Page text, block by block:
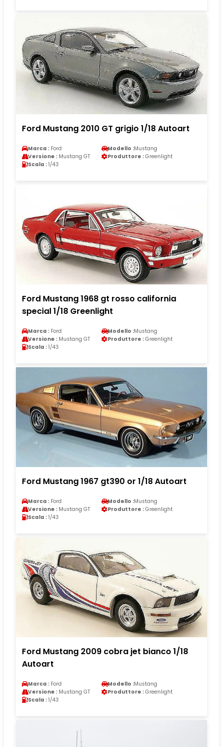
Ford Mustang 2010 GT grigio 1/18 Autoart
Marca : Ford Modello :Mustang
Versione : Mustang GT Produttore : Greenlight
Scala : 1/43
Ford Mustang 1968 gt rosso california
special 1/18 Greenlight
Marca : Ford Modello :Mustang
Versione : Mustang GT Produttore : Greenlight
Scala : 1/43
Ford Mustang 1967 gt390 or 1/18 Autoart
Marca : Ford Modello :Mustang
Versione : Mustang GT Produttore : Greenlight
Scala : 1/43
Ford Mustang 2009 cobra jet bianco 1/18
Autoart
Marca : Ford Modello :Mustang
Versione : Mustang GT Produttore : Greenlight
Scala : 1/43